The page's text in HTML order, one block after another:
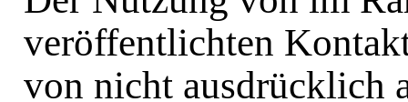
veröffentlichten
von nicht ausdrücklich